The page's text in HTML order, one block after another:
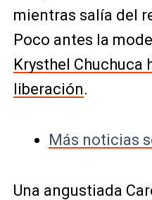
mientras salía del
Poco antes la
Krysthel Chuchuca
liberación.
Más noticias
Una angustiada